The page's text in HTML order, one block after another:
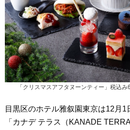
「クリスマスアフタヌーンティー」税込み
目黒区のホテル雅叙園東京は12月
「カナデ テラス（KANADE